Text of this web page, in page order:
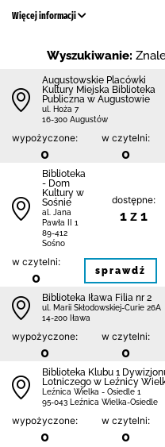
Więcej informacji
Wyszukiwanie:
Augustowskie Placówki
Kultury Miejska Biblioteka
Publiczna w Augustowie
ul. Hoża 7
16-300 Augustów
wypożyczone:
0
w czytelni:
0
Biblioteka
- Dom
Kultury w
Sośnie
al. Jana
Pawła II 1
89-412
Sośno
dostępne:
1 z 1
w czytelni:
0 sprawdź
Biblioteka Iława Filia nr 2
ul. Marii Skłodowskiej-Curie 26A
14-200 Iława
wypożyczone:
0
w czytelni:
0
Biblioteka Klubu 1
Lotniczego w Leźnicy
Leźnica Wielka - Osiedle 1
95-043 Leźnica Wielka-Osiedle
wypożyczone:
0
w czytelni:
0